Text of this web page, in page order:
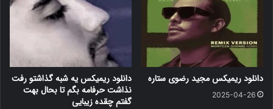
دانلود ریمیکس مجید رضوی ستاره
2025-04-26
دانلود ریمیکس یه شبه گذاشتو رفت
نذاشت حرفامه بگم تا بحال بهت
گفتم چقده زیبایی